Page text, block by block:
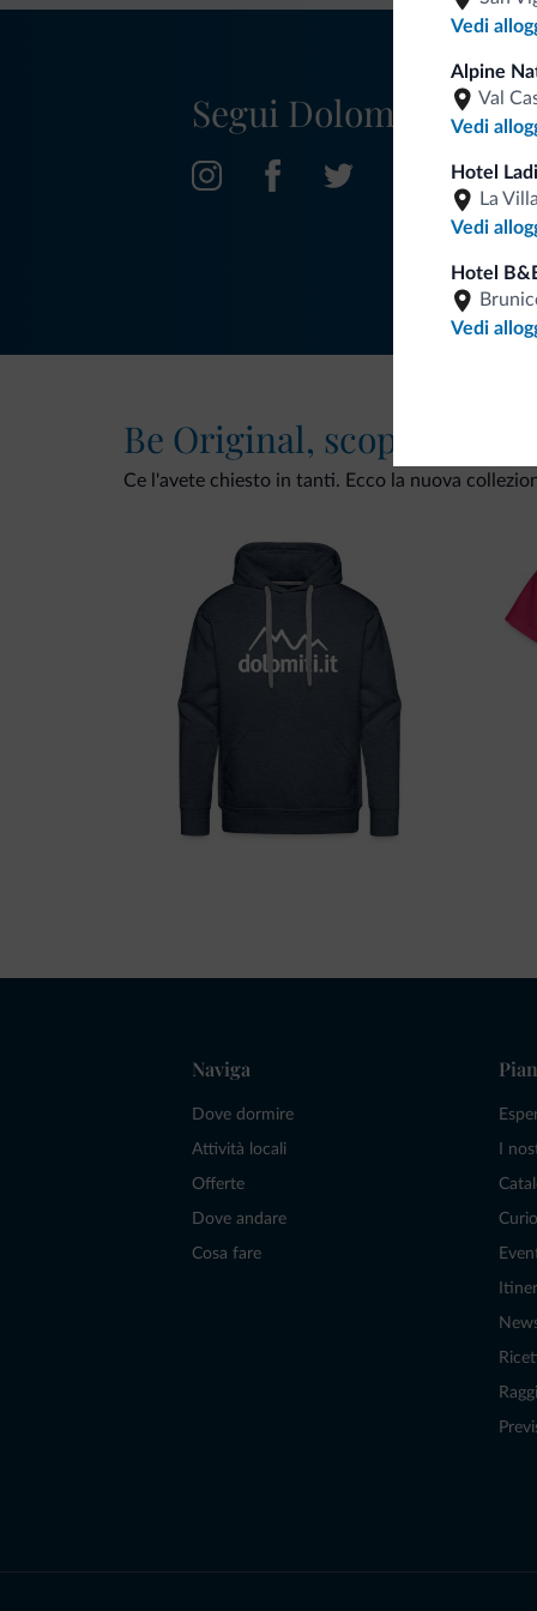
Vedi
Alpine
Val
Vedi
Hotel
La Villa
Vedi
Hotel
Vedi
Segui Dolomiti.it
Be Original, scopri la
Ce l'avete chiesto in tanti. Ecco la nuova
Naviga
Dove dormire
Attività locali
Offerte
Dove andare
Cosa fare
I